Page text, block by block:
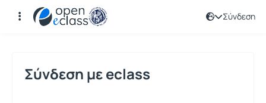
Σύνδεση
Σύνδεση
Σύνδεση με eclass